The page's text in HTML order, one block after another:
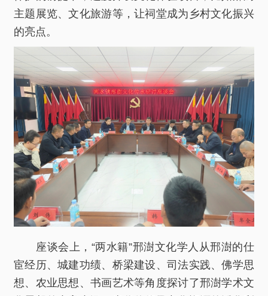
主题展览、文化旅游等，让祠堂成为乡村文化振兴
的亮点。
座谈会上，“两水籍”邢澍文化学人从邢澍的仕
宦经历、城建功绩、桥梁建设、司法实践、佛学思
想、农业思想、书画艺术等角度探讨了邢澍学术文